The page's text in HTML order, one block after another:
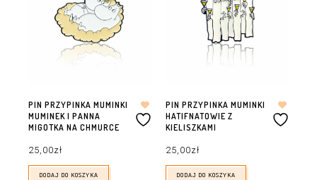
PIN PRZYPINKA MUMINKI
MUMINEK I PANNA
MIGOTKA NA CHMURCE
25,00zł
DODAJ DO KOSZYKA
PIN PRZYPINKA MUMINKI
HATIFNATOWIE Z
KIELISZKAMI
25,00zł
DODAJ DO KOSZYKA